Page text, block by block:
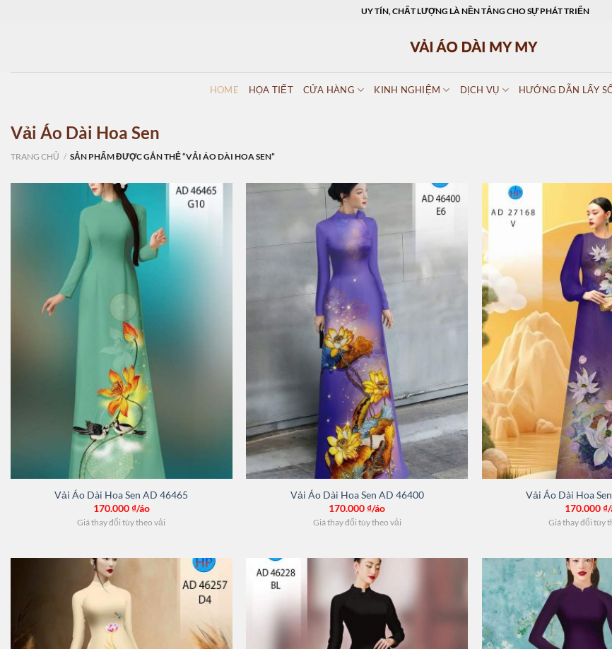
UY TÍN, CHẤT LƯỢNG LÀ NỀN TẢNG CHO SỰ PHÁT TRIỂN
HOME HỌA TIẾT CỬA HÀNG KINH NGHIỆM DỊCH VỤ HƯỚNG DẪN LẤY
Vải Áo Dài Hoa Sen
TRANG CHỦ / SẢN PHẨM ĐƯỢC GẮN THẺ “VẢI ÁO DÀI HOA SEN”
Vải Áo Dài Hoa Sen AD 46465
170.000₫/áo
Giá thay đổi tùy theo vải
Vải Áo Dài Hoa Sen AD 46400
170.000₫/áo
Giá thay đổi tùy theo vải
Vải Áo Dài Hoa
170.000
Giá thay đổi tùy